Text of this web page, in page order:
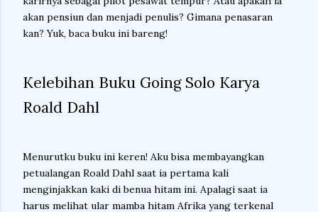
akan pensiun dan menjadi penulis? Gimana penasaran
kan? Yuk, baca buku ini bareng!
Kelebihan Buku Going Solo Karya
Roald Dahl
Menurutku buku ini keren! Aku bisa membayangkan
petualangan Roald Dahl saat ia pertama kali
menginjakkan kaki di benua hitam ini. Apalagi saat ia
harus melihat ular mamba hitam Afrika yang terkenal